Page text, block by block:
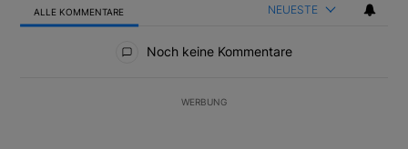
ALLE KOMMENTARE NEUESTE
Noch keine Kommentare
WERBUNG